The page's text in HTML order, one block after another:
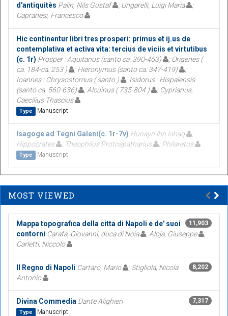
d'antiquitès Palin, Nils Gustaf ; Ungarelli, Luigi Maria
;
Capranesi, Francesco
Hic continentur libri tres prosperi: primus et ij.us de
contemplativa et activa vita: tercius de viciis et virtutibus
(c. 1r) Prosper : Aquitanus (santo ca. 390-463)
; Origenes (
ca. 184-ca. 253 )
; Hieronymus (santo ca. 347-419)
;
Ioannes : Chrysostomus ( santo )
; Isidorus : Hispalensis
(santo ca. 560-636)
; Alcuinus ( 735-804 )
; Cyprianus,
Caecilius Thascius
Type Manuscript
Isagoge ad Tegni Galeni(c. 1r-7v) Hunayn ibn Ishaq
Hippocrates
; Theophilus Protospatharius ; Philaretus
Type Manuscript
MOST VIEWED
11,903
Mappa topografica della citta di Napoli e de' suoi
contorni Carafa, Giovanni, duca di Noia ; Aloja, Giuseppe
;
Carletti, Niccolo
8,202
Il Regno di Napoli Cartaro, Mario
; Stigliola, Nicola
Antonio
7,317
Divina Commedia Dante Alighieri
Type Manuscript